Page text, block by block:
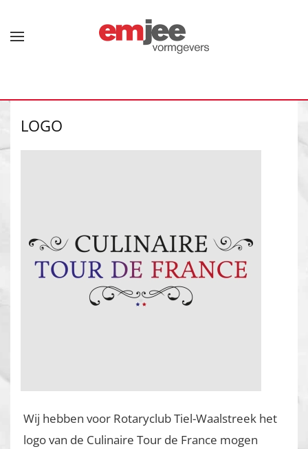
Terug naar hoofdinhoud
LOGO
Wij hebben voor Rotaryclub Tiel-Waalstreek het
logo van de Culinaire Tour de France mogen